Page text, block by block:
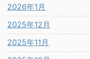
2026年1月
2025年12月
2025年11月